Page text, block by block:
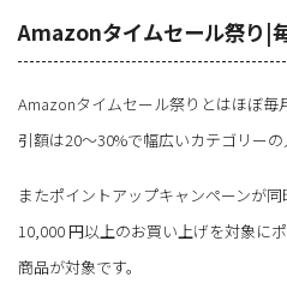
Amazonタイムセール祭り|
Amazonタイムセール祭りとはほぼ毎
引額は20〜30%で幅広いカテゴリーの
またポイントアップキャンペーンが
10,000 円以上のお買い上げを対象に
商品が対象です。